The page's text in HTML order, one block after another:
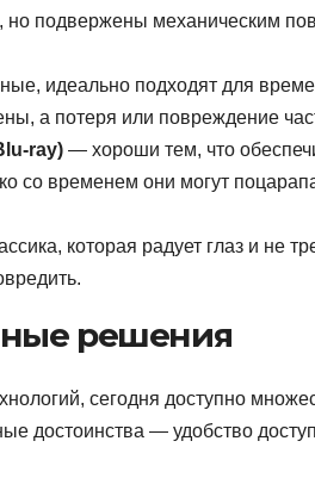
но подвержены механическим
идеально подходят для
а потеря или повреждение
ray) — хороши тем, что
со временем они могут
которая радует глаз и не
решения
сегодня доступно
достоинства — удобство